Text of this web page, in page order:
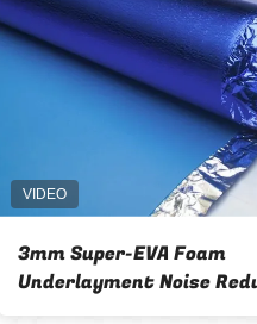
140kg/Cbm EVA
Crush Resistant,